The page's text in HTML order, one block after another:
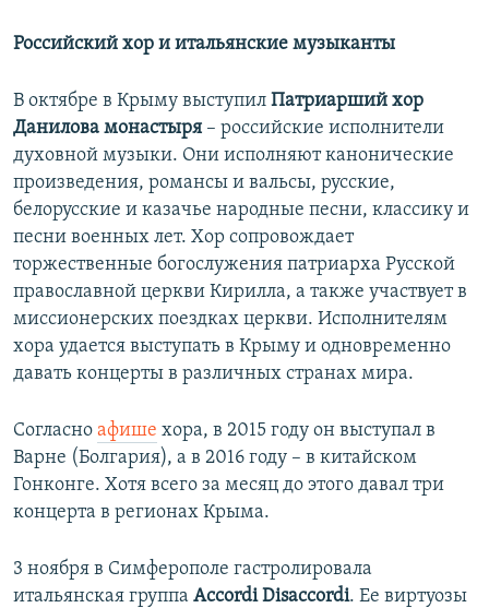
Российский хор и итальянские музыканты
В октябре в Крыму выступил Патриарший хор
Данилова монастыря – российские исполнители
духовной музыки. Они исполняют канонические
произведения, романсы и вальсы, русские,
белорусские и казачье народные песни, классику и
песни военных лет. Хор сопровождает
торжественные богослужения патриарха Русской
православной церкви Кирилла, а также участвует в
миссионерских поездках церкви. Исполнителям
хора удается выступать в Крыму и одновременно
давать концерты в различных странах мира.
Согласно афише хора, в 2015 году он выступал в
Варне (Болгария), а в 2016 году – в китайском
Гонконге. Хотя всего за месяц до этого давал три
концерта в регионах Крыма.
3 ноября в Симферополе гастролировала
итальянская группа Accordi Disaccordi. Ее виртуозы